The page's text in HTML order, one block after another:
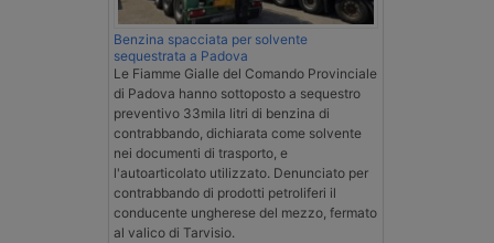
Benzina spacciata per solvente
sequestrata a Padova
Le Fiamme Gialle del Comando Provinciale
di Padova hanno sottoposto a sequestro
preventivo 33mila litri di benzina di
contrabbando, dichiarata come solvente
nei documenti di trasporto, e
l'autoarticolato utilizzato. Denunciato per
contrabbando di prodotti petroliferi il
conducente ungherese del mezzo, fermato
al valico di Tarvisio.